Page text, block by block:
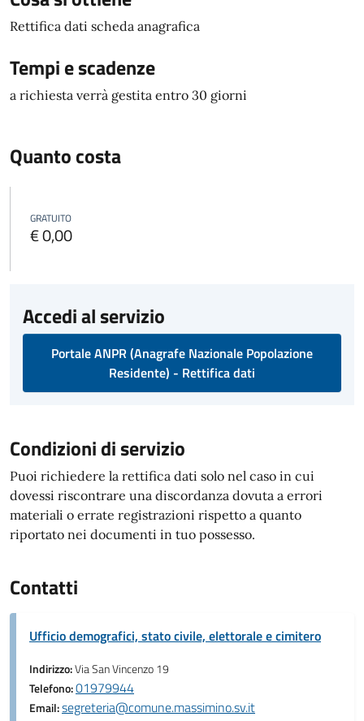
Rettifica dati scheda anagrafica
Tempi e scadenze
a richiesta verrà gestita entro 30 giorni
Quanto costa
GRATUITO
€ 0,00
Accedi al servizio
Portale ANPR (Anagrafe Nazionale Popolazione
Residente) - Rettifica dati
Condizioni di servizio
Puoi richiedere la rettifica dati solo nel caso in cui
dovessi riscontrare una discordanza dovuta a errori
materiali o errate registrazioni rispetto a quanto
riportato nei documenti in tuo possesso.
Contatti
Ufficio demografici, stato civile, elettorale e cimitero
Indirizzo:Via San Vincenzo 19
Telefono:01979944
Email:segreteria@comune.massimino.sv.it